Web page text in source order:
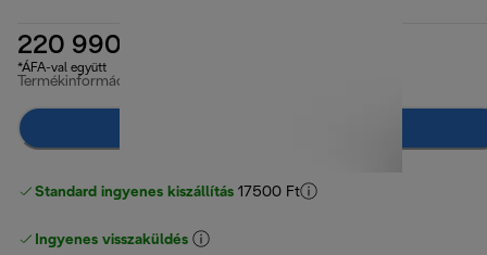
220 990 Ft
*ÁFA-val együtt
Termékinformáció
Standard ingyenes kiszállítás 17500 Ft
Ingyenes visszaküldés